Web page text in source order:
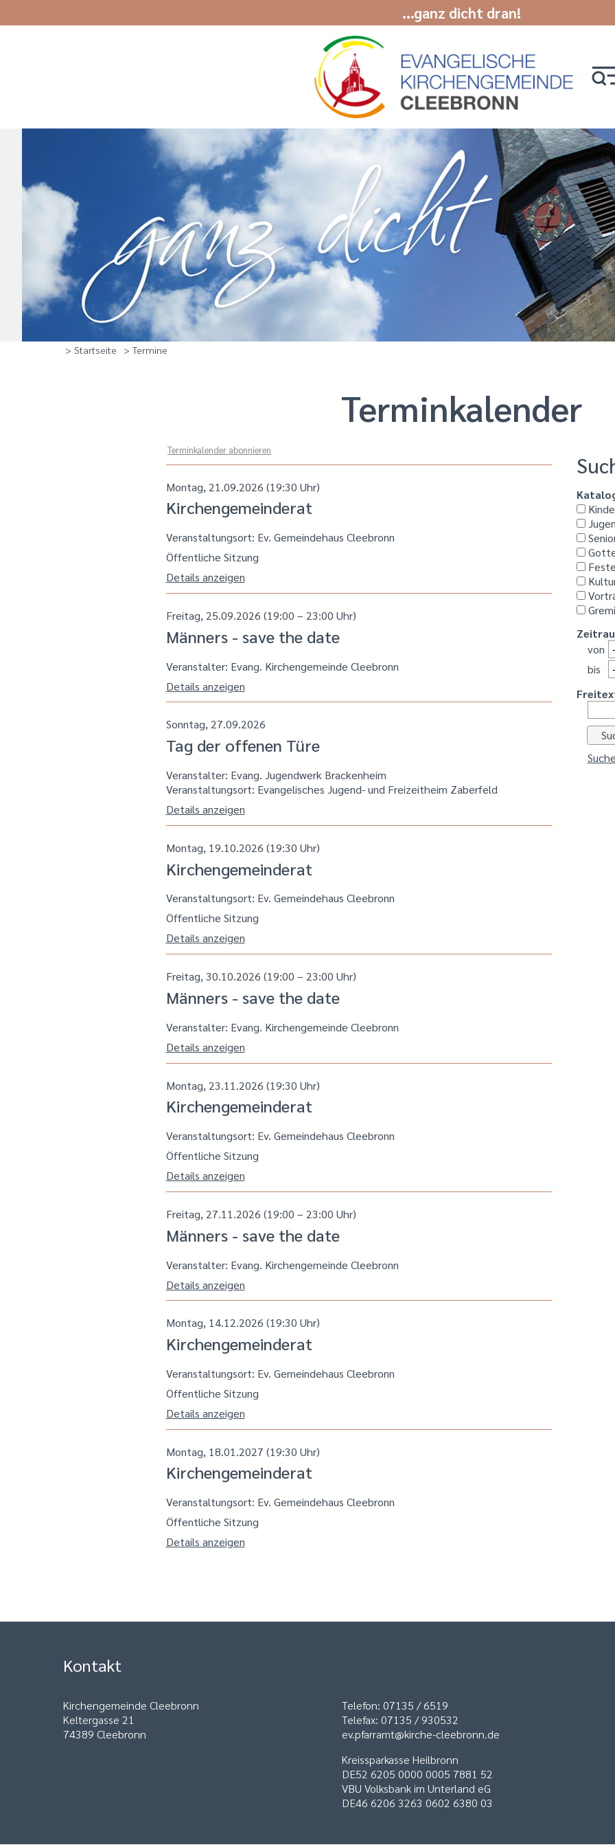
...ganz dicht dran!
> Startseite > Termine
Termin­kalender
von
bis
Terminkalender abonnieren
Montag, 21.09.2026 (19:30 Uhr)
Kirchengemeinderat
Veranstaltungsort: Ev. Gemeindehaus Cleebronn
Öffentliche Sitzung
Details anzeigen
Freitag, 25.09.2026 (19:00 – 23:00 Uhr)
Männers - save the date
Veranstalter: Evang. Kirchengemeinde Cleebronn
Details anzeigen
Sonntag, 27.09.2026
Tag der offenen Türe
Veranstalter: Evang. Jugendwerk Brackenheim
Veranstaltungsort: Evangelisches Jugend- und Freizeitheim Zaberfeld
Details anzeigen
Montag, 19.10.2026 (19:30 Uhr)
Kirchengemeinderat
Veranstaltungsort: Ev. Gemeindehaus Cleebronn
Öffentliche Sitzung
Details anzeigen
Freitag, 30.10.2026 (19:00 – 23:00 Uhr)
Männers - save the date
Veranstalter: Evang. Kirchengemeinde Cleebronn
Details anzeigen
Montag, 23.11.2026 (19:30 Uhr)
Kirchengemeinderat
Veranstaltungsort: Ev. Gemeindehaus Cleebronn
Öffentliche Sitzung
Details anzeigen
Freitag, 27.11.2026 (19:00 – 23:00 Uhr)
Männers - save the date
Veranstalter: Evang. Kirchengemeinde Cleebronn
Details anzeigen
Montag, 14.12.2026 (19:30 Uhr)
Kirchengemeinderat
Veranstaltungsort: Ev. Gemeindehaus Cleebronn
Öffentliche Sitzung
Details anzeigen
Montag, 18.01.2027 (19:30 Uhr)
Kirchengemeinderat
Veranstaltungsort: Ev. Gemeindehaus Cleebronn
Öffentliche Sitzung
Details anzeigen
Kontakt
Kirchengemeinde Cleebronn
Keltergasse 21
74389 Cleebronn
Telefon: 07135 / 6519
Telefax: 07135 / 930532
ev.pfarramt@kirche-cleebronn.de
Kreissparkasse Heilbronn
DE52 6205 0000 0005 7881 52
VBU Volksbank im Unterland eG
DE46 6206 3263 0602 6380 03